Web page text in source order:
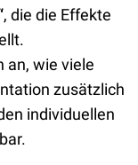
, die die Effekte
an, wie viele
zusätzlich
individuellen